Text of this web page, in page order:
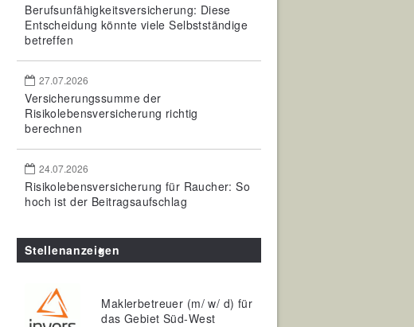
Berufsunfähigkeitsversicherung: Diese
Entscheidung könnte viele Selbstständige
betreffen
27.07.2026
Versicherungssumme der
Risikolebensversicherung richtig
berechnen
24.07.2026
Risikolebensversicherung für Raucher: So
hoch ist der Beitragsaufschlag
Stellenanzeigen
Maklerbetreuer (m/ w/ d) für
das Gebiet Süd-West